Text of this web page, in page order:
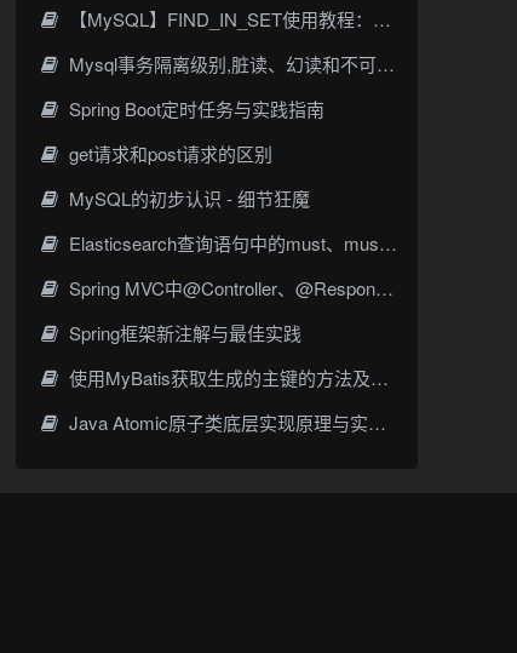
【MySQL】FIND_IN_SET使用教程：字符串逗号分隔，判断是否包含某字符串
Mysql事务隔离级别,脏读、幻读和不可重复读的概念
Spring Boot定时任务与实践指南
get请求和post请求的区别
MySQL的初步认识 - 细节狂魔
Elasticsearch查询语句中的must、must_not、should组合关系
Spring MVC中@Controller、@ResponseBody与@RestController的核心区别与应用实践
Spring框架新注解与最佳实践
使用MyBatis获取生成的主键的方法及示例
Java Atomic原子类底层实现原理与实战指南